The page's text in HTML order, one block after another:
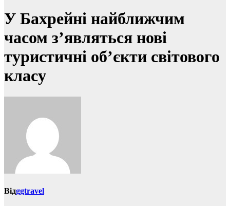
У Бахрейні найближчим
часом з’являться нові
туристичні об’єкти світового
класу
Відggtravel